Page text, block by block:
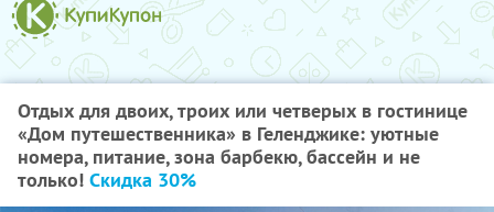
Отдых для двоих, троих или четверых в гостинице
«Дом путешественника» в Геленджике: уютные
номера, питание, зона барбекю, бассейн и не
только! Скидка 30%